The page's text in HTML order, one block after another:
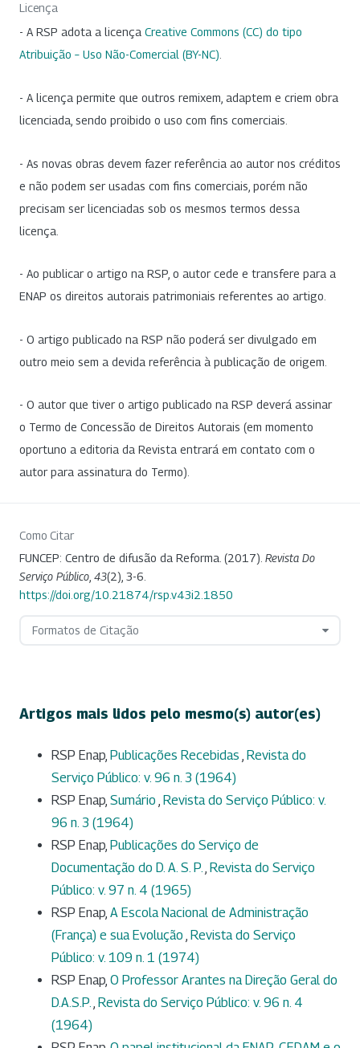
Licença
- A RSP adota a licença Creative Commons (CC) do tipo
Atribuição – Uso Não-Comercial (BY-NC)
- A licença permite que outros remixem, adaptem e criem obra
licenciada, sendo proibido o uso com fins comerciais.
- As novas obras devem fazer referência ao autor nos créditos
e não podem ser usadas com fins comerciais, porém não
precisam ser licenciadas sob os mesmos termos dessa
licença.
- Ao publicar o artigo na RSP, o autor cede e transfere para a
ENAP os direitos autorais patrimoniais referentes ao artigo.
- O artigo publicado na RSP não poderá ser divulgado em
outro meio sem a devida referência à publicação de origem.
- O autor que tiver o artigo publicado na RSP deverá assinar
o Termo de Concessão de Direitos Autorais (em momento
oportuno a editoria da Revista entrará em contato com o
autor para assinatura do Termo).
Como Citar
FUNCEP: Centro de difusão da Reforma. (2017). Revista Do
Serviço Público 43(2), 3-6.
https://doi.org/10.21874/rsp.v43i2.1850
Formatos de Citação
Artigos mais lidos pelo mesmo(s) autor(es)
RSP Enap, Publicações Recebidas , Revista do
Serviço Público: v. 96 n. 3 (1964)
RSP Enap, Sumário , Revista do Serviço Público: v.
96 n. 3 (1964)
RSP Enap, Publicações do Serviço de
Documentação do D. A. S. P., Revista do Serviço
Público: v. 97 n. 4 (1965)
RSP Enap, A Escola Nacional de Administração
(França) e sua Evolução , Revista do Serviço
Público: v. 109 n. 1 (1974)
RSP Enap, O Professor Arantes na Direção Geral do
D.A.S.P., Revista do Serviço Público: v. 96 n. 4
(1964)